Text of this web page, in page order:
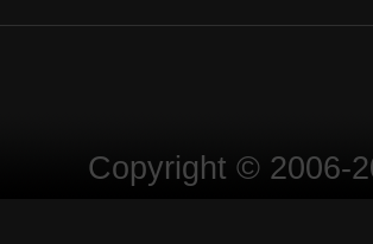
Copyright © 2006-